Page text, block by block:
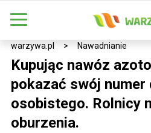
warzywa.pl > Nawadnianie
Kupując nawóz
pokazać swój numer
osobistego. Rolnicy
oburzenia.